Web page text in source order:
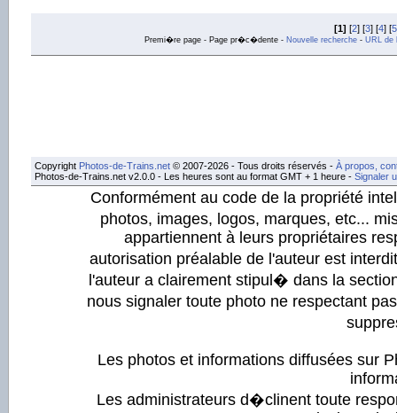
[1] [2] [3] [4] [5
Premi�re page - Page pr�c�dente - Nouvelle recherche - URL de
Copyright Photos-de-Trains.net © 2007-2026 - Tous droits réservés - À propos,
Photos-de-Trains.net v2.0.0 - Les heures sont au format GMT + 1 heure - Signaler
Conformément au code de la propriété
photos, images, logos, marques, etc...
appartiennent à leurs propriétaires
autorisation préalable de l'auteur est
l'auteur a clairement stipul� dans la
nous signaler toute photo ne respectant
Les photos et informations diffusées sur
Les administrateurs d�clinent toute